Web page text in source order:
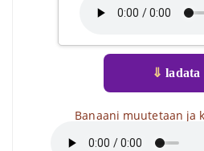
⇓ ladata
Banaani muutetaan ja